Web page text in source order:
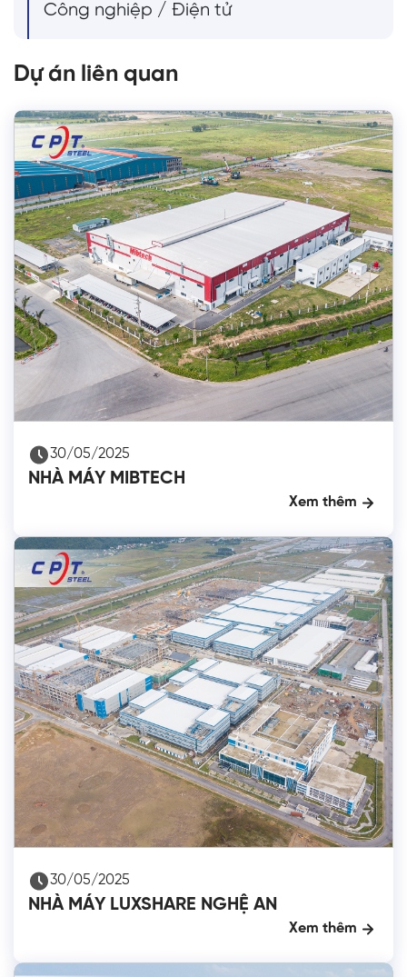
Công nghiệp / Điện tử
Dự án liên quan
30/05/2025
NHÀ MÁY MIBTECH
Xem thêm
30/05/2025
NHÀ MÁY LUXSHARE NGHỆ AN
Xem thêm